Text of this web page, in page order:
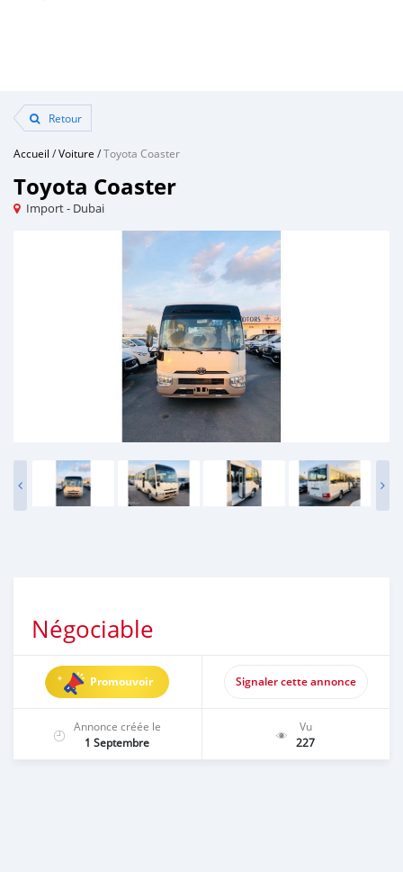
Retour
Accueil /Voiture /Toyota Coaster
Toyota Coaster
Import - Dubai
Négociable
Promouvoir Signaler cette annonce
Annonce créée le
1 Septembre
Vu
227